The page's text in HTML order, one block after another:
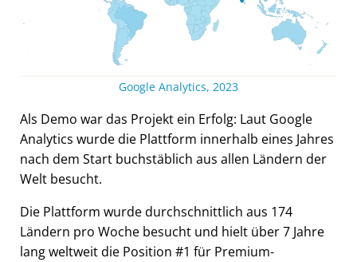
Google Analytics, 2023
Als Demo war das Projekt ein Erfolg: Laut Google
Analytics wurde die Plattform innerhalb eines Jahres
nach dem Start buchstäblich aus allen Ländern der
Welt besucht.
Die Plattform wurde durchschnittlich aus 174
Ländern pro Woche besucht und hielt über 7 Jahre
lang weltweit die Position #1 für Premium-